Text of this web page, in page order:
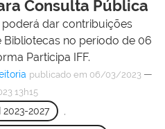
Consulta Pública
dar contribuições
Bibliotecas no período de 06
Participa IFF.
publicado em 06/03/2023 —
13h15
2023-2027